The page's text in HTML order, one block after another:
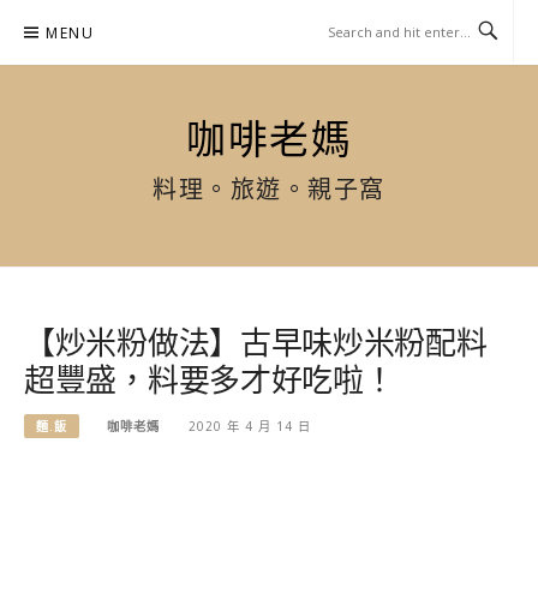
content
MENU
咖啡老媽
料理。旅遊。親子窩
【炒米粉做法】古早味炒米粉配料
超豐盛，料要多才好吃啦！
麵.飯 咖啡老媽 2020 年 4 月 14 日